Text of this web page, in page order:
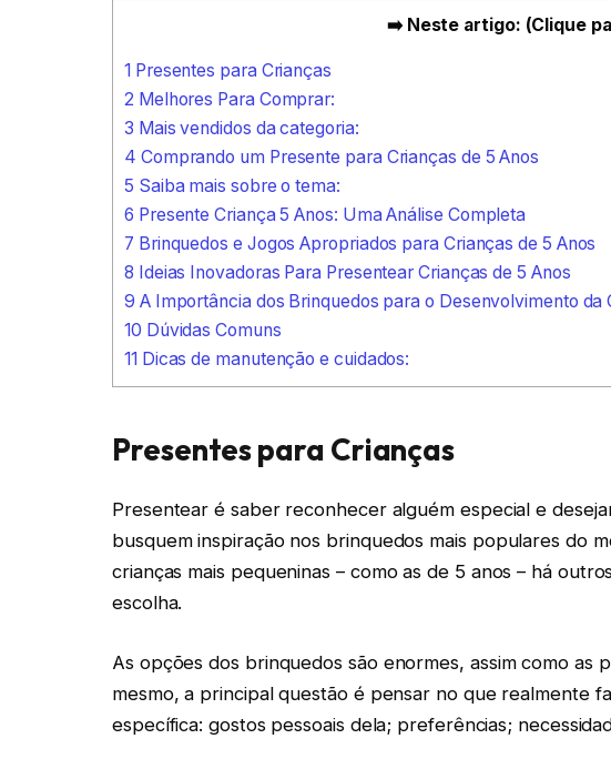
➡️ Neste artigo: (Clique
1 Presentes para Crianças
2 Melhores Para Comprar:
3 Mais vendidos da categoria:
4 Comprando um Presente para Crianças de 5 Anos
5 Saiba mais sobre o tema:
6 Presente Criança 5 Anos: Uma Análise Completa
7 Brinquedos e Jogos Apropriados para Crianças de 5 Anos
8 Ideias Inovadoras Para Presentear Crianças de 5 Anos
9 A Importância dos Brinquedos para o Desenvolvimento da
10 Dúvidas Comuns
11 Dicas de manutenção e cuidados:
Presentes para Crianças
Presentear é saber reconhecer alguém especial e
busquem inspiração nos brinquedos mais populares do
crianças mais pequeninas – como as de 5 anos – há
escolha.
As opções dos brinquedos são enormes, assim como as
mesmo, a principal questão é pensar no que realmente
específica: gostos pessoais dela; preferências;